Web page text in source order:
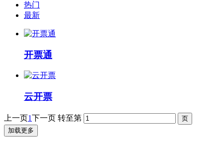
热门
最新
开票通
云开票
上一页1下一页 转至第
加载更多